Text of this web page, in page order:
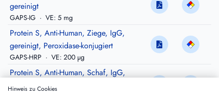
gereinigt
GAPS-IG · VE: 5 mg
Protein S, Anti-Human, Ziege, IgG,
gereinigt, Peroxidase-konjugiert
GAPS-HRP · VE: 200 µg
Protein S, Anti-Human, Schaf, IgG,
gereinigt
Hinweis zu Cookies